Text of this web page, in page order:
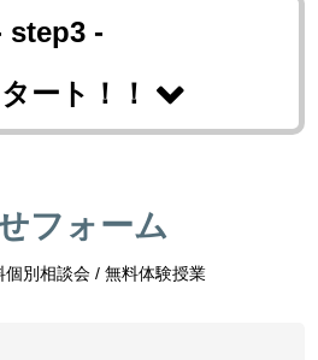
step3 -
ート！！
フォーム
個別相談会 / 無料体験授業